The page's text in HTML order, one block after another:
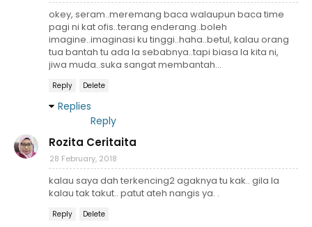
okey, seram..meremang baca walaupun baca time
pagi ni kat ofis..terang enderang..boleh
imagine..imaginasi ku tinggi..haha..betul, kalau orang
tua bantah tu ada la sebabnya..tapi biasa la kita ni,
jiwa muda..suka sangat membantah...
Reply Delete
Replies
Reply
Rozita Ceritaita
28 February, 2018
kalau saya dah terkencing2 agaknya tu kak.. gila la
kalau tak takut.. patut ateh nangis ya. .
Reply Delete